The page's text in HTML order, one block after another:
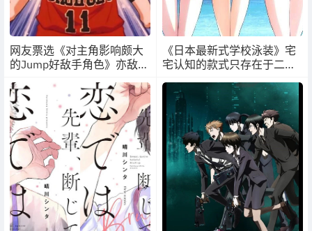
网友票选《对主角影响颇大
的Jump好敌手角色》亦敌亦
最大动力
《日本最新式学校泳装》宅
宅认知的款式只存在于二次